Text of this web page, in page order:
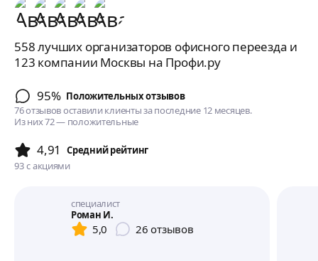
558 лучших организаторов офисного переезда и
123 компании Москвы на Профи.ру
95% Положительных отзывов
76 отзывов оставили клиенты за последние 12 месяцев.
Из них 72 — положительные
4,91
Cредний рейтинг
93 с акциями
специалист
Роман И.
5,0 26 отзывов